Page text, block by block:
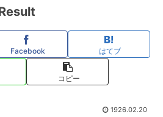
Facebook はてブ
コピー
1926.02.20